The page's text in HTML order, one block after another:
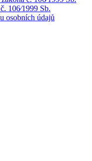
106⁄1999 Sb.
osobních údajů